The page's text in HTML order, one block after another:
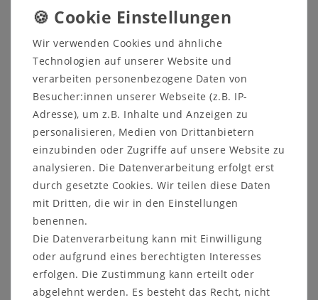
Schubkastenbett 200x200
EASY SLEEP
aus Kernbuche massiv
Bettseiten-Höhe: 45 cm
Holzstärke Bettrahmen: 40 mm
mit jeweils 1 Schublade an den Seitenteilen
Artikel-Bestandteile:
- Kopf-/Fußseite 200 cm, stabverleimt Art.
7220/3-8
- 2 Bettseiten 200 cm, stabverleimt Art. 7218/1-
8
- 4 Bettbeine mit eckiger Kante, Komforthöhe
45 cm Art. 931845/2-8
Wir verwenden Cookies und ähnliche
Technologien auf unserer Website und
verarbeiten personenbezogene Daten von
Besucher:innen unserer Webseite (z.B. IP-
Adresse), um z.B. Inhalte und Anzeigen zu
personalisieren, Medien von Drittanbietern
einzubinden oder Zugriffe auf unsere Website zu
analysieren. Die Datenverarbeitung erfolgt erst
durch gesetzte Cookies. Wir teilen diese Daten
mit Dritten, die wir in den Einstellungen
benennen.
Die Datenverarbeitung kann mit Einwilligung
oder aufgrund eines berechtigten Interesses
erfolgen. Die Zustimmung kann erteilt oder
abgelehnt werden. Es besteht das Recht, nicht